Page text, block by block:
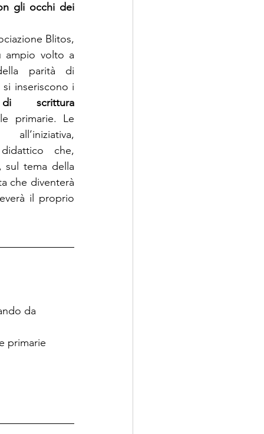
gli occhi dei
Blitos,
volto a
parità di
scrittura
primarie. Le
che,
sul tema della
che diventerà
il proprio
da
primarie